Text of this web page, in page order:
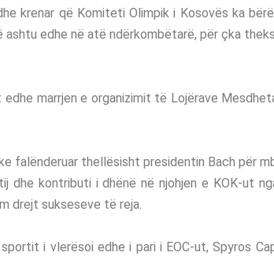
krenar që Komiteti Olimpik i Kosovës ka
ashtu edhe në atë ndërkombëtarë, për çka
marrjen e organizimit të Lojërave
falënderuar thellësisht presidentin Bach për
dhe kontributi i dhënë në njohjen e KOK-ut
drejt sukseseve të reja.
i vlerësoi edhe i pari i EOC-ut, Spyros